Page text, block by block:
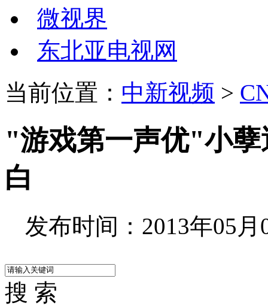
微视界
东北亚电视网
当前位置： 中新视频 >
"游戏第一声优"小
白
发布时间：2013年05月
搜 索